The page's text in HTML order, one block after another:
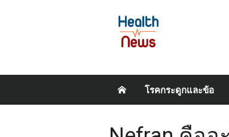
โรคกระดูกและข้อ